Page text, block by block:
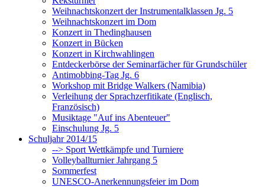
Weihnachtskonzert der Instrumentalklassen Jg. 5
Weihnachtskonzert im Dom
Konzert in Thedinghausen
Konzert in Bücken
Konzert in Kirchwahlingen
Entdeckerbörse der Seminarfächer für Grundschüler
Antimobbing-Tag Jg. 6
Workshop mit Bridge Walkers (Namibia)
Verleihung der Sprachzerfitikate (Englisch,
Französisch)
Musiktage "Auf ins Abenteuer"
Einschulung Jg. 5
Schuljahr 2014/15
--> Sport Wettkämpfe und Turniere
Volleyballturnier Jahrgang 5
Sommerfest
UNESCO-Anerkennungsfeier im Dom